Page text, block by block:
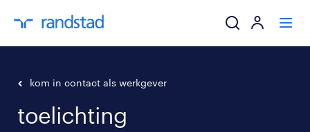
kom in contact als werkgever
toelichting